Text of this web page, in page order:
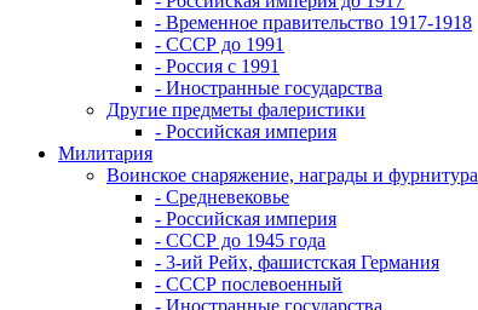
- Временное правительство 1917-1918
- СССР до 1991
- Россия с 1991
- Иностранные государства
Другие предметы фалеристики
- Российская империя
Милитария
Воинское снаряжение, награды и фурнитура
- Средневековье
- Российская империя
- СССР до 1945 года
- 3-ий Рейх, фашистская Германия
- СССР послевоенный
- Иностранные государства